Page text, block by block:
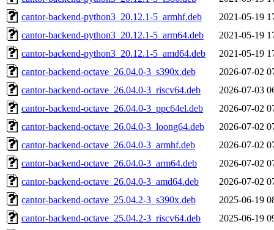
cantor-backend-python3_20.12.1-5_armhf.deb
2021-05-19
cantor-backend-python3_20.12.1-5_arm64.deb
2021-05-19
cantor-backend-python3_20.12.1-5_amd64.deb
2021-05-19
cantor-backend-octave_26.04.0-3_s390x.deb
2026-07-02
cantor-backend-octave_26.04.0-3_riscv64.deb
2026-07-03
cantor-backend-octave_26.04.0-3_ppc64el.deb
2026-07-02
cantor-backend-octave_26.04.0-3_loong64.deb
2026-07-02
cantor-backend-octave_26.04.0-3_armhf.deb
2026-07-02
cantor-backend-octave_26.04.0-3_arm64.deb
2026-07-02
cantor-backend-octave_26.04.0-3_amd64.deb
2026-07-02
cantor-backend-octave_25.04.2-3_s390x.deb
2025-06-19
cantor-backend-octave_25.04.2-3_riscv64.deb
2025-06-19